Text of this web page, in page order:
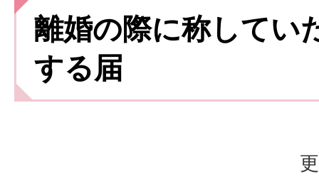
離婚の際に称してい
する届